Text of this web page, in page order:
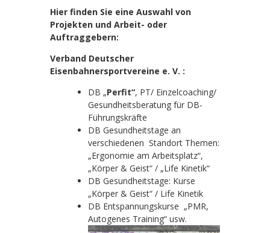
Hier finden Sie eine Auswahl von
Projekten und Arbeit- oder
Auftraggebern:
Verband Deutscher
Eisenbahnersportvereine e. V. :
DB „Perfit“, PT/ Einzelcoaching/
Gesundheitsberatung für DB-
Führungskräfte
DB Gesundheitstage an
verschiedenen Standort Themen:
„Ergonomie am Arbeitsplatz“,
„Körper & Geist“ / „Life Kinetik“
DB Gesundheitstage: Kurse
„Körper & Geist“ / Life Kinetik
DB Entspannungskurse „PMR,
Autogenes Training“ usw.